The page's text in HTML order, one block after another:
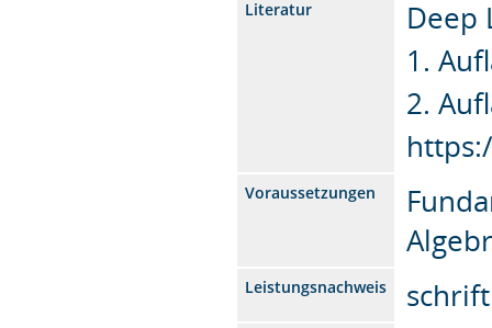
Literatur
Deep
1.
2.
Voraussetzungen
Leistungsnachweis